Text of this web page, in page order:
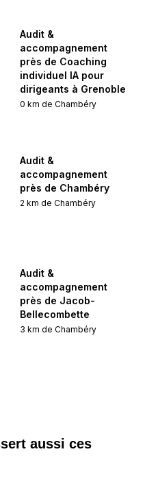
Audit &
accompagnement
près de Coaching
individuel IA pour
dirigeants à Grenoble
0 km de Chambéry
Audit &
accompagnement
près de Chambéry
2 km de Chambéry
Audit &
accompagnement
près de Jacob-
Bellecombette
3 km de Chambéry
aussi ces